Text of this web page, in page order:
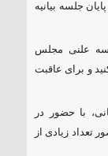
جلسه بیانیه
علنی مجلس
و برای عاقبت
با حضور در
تعداد زیادی از